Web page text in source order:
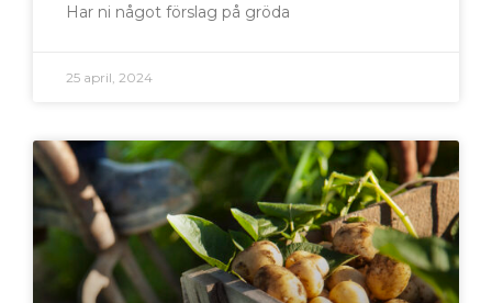
Har ni något förslag på gröda
25 april, 2024